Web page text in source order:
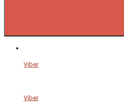
Viber
Viber